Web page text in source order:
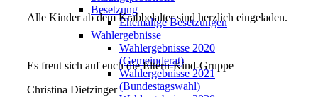
Besetzung
Ehemalige Besetzungen
Wahlergebnisse
Wahlergebnisse 2020
(Gemeinderat)
Wahlergebnisse 2021
(Bundestagswahl)
Alle Kinder ab dem Krabbelalter sind herzlich eingeladen.
Es freut sich auf euch die Eltern-Kind-Gruppe
Christina Dietzinger